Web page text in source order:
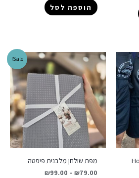
הוספה לסל
Sale!
מפת שולחן מלבנית פיפטה
₪79.00
–
₪99.00